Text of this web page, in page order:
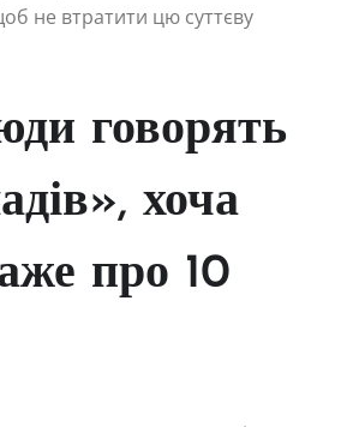
не втратити цю суттєву
говорять
хоча
про 10